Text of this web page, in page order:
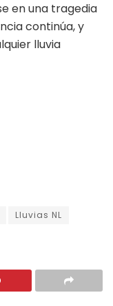
en una tragedia
continúa, y
lluvia
Lluvias NL